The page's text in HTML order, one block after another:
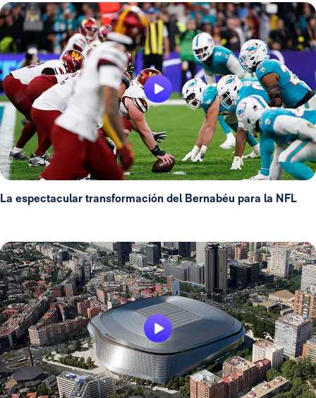
La espectacular transformación del Bernabéu para la NFL